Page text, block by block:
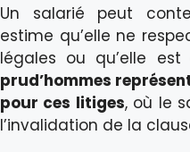
Un salarié peut
estime qu’elle ne
légales ou qu’elle est
prud’hommes
pour ces litiges, où le
l’invalidation de la